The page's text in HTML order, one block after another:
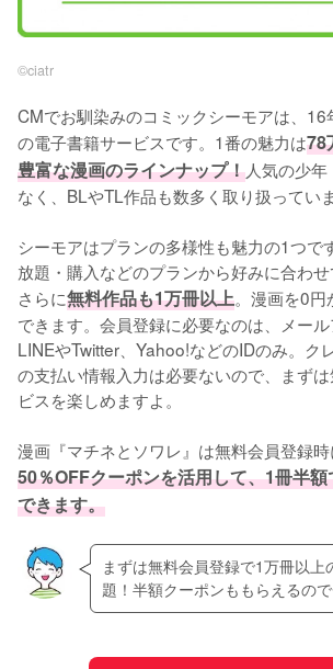
©︎ciatr
CMでお馴染みのコミックシーモアは、16
の電子書籍サービスです。1番の魅力は78
豊富な漫画のラインナップ！人気の少
なく、BLやTL作品も数多く取り扱っていま
シーモアはプランの多様性も魅力の1つで
放題・購入などのプランから好みに合わせ
さらに無料作品も1万冊以上。漫画を0
できます。会員登録に必要なのは、メー
LINEやTwitter、Yahoo!などのIDのみ。ク
の支払い情報入力は必要ないので、まず
ビスを楽しめますよ。
漫画『マチネとソワレ』は無料会員登録
50％OFFクーポンを活用して、1冊半
できます。
まずは無料会員登録で1万冊以上
題！半額クーポンももらえるの